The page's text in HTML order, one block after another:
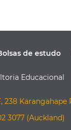
de estudo
Educacional
238 Karangahape
3077 (Auckland)